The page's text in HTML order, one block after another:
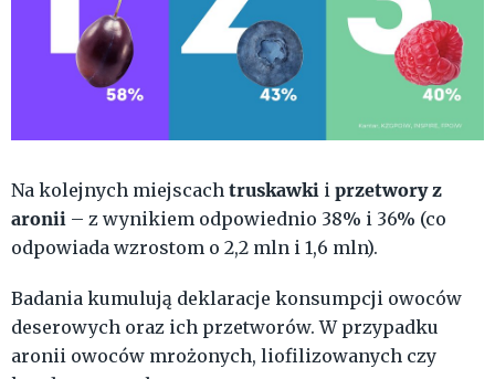
Na kolejnych miejscach truskawki i przetwory z
aronii – z wynikiem odpowiednio 38% i 36% (co
odpowiada wzrostom o 2,2 mln i 1,6 mln).
Badania kumulują deklaracje konsumpcji owoców
deserowych oraz ich przetworów. W przypadku
aronii owoców mrożonych, liofilizowanych czy